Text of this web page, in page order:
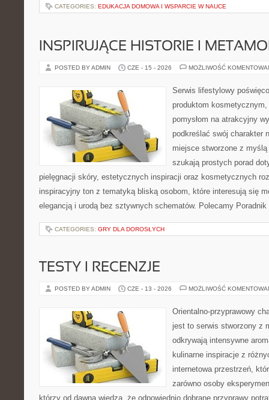
CATEGORIES: EDUKACJA DOMOWA I WSPARCIE W NAUCE
INSPIRUJĄCE HISTORIE I
POSTED BY ADMIN CZE - 15 - 2026 MOŻLIWOŚĆ
Serwis lifestylowy
produktom
pomysłom na atrakcyjny
podkreślać swój charakter
miejsce stworzone z
szukają prostych porad
pielęgnacji skóry, estetycznych inspiracji oraz kosmetycznych
inspiracyjny ton z tematyką bliską osobom, które interesują się
elegancją i urodą bez sztywnych schematów. Polecamy
CATEGORIES: GRY DLA DOROSŁYCH
TESTY I RECENZJE
POSTED BY ADMIN CZE - 13 - 2026 MOŻLIWOŚĆ
Orientalno-przyprawowy
jest to serwis stworzony z
odkrywają intensywne
kulinarne inspiracje z
internetowa przestrzeń,
zarówno osoby
którzy od dawna wiedzą, że odpowiednio dobrane przyprawy